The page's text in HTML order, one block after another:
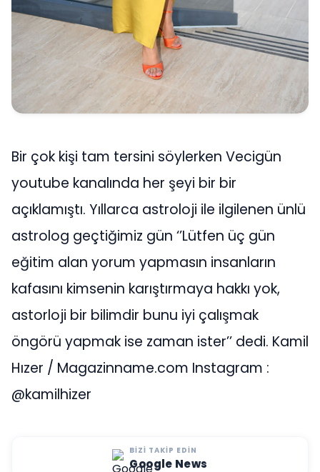
Bir çok kişi tam tersini söylerken Vecigün
youtube kanalında her şeyi bir bir
açıklamıştı. Yıllarca astroloji ile ilgilenen ünlü
astrolog geçtiğimiz gün ‘’Lütfen üç gün
eğitim alan yorum yapmasın insanların
kafasını kimsenin karıştırmaya hakkı yok,
astorloji bir bilimdir bunu iyi çalışmak
öngörü yapmak ise zaman ister’’ dedi. Kamil
Hızer / Magazinname.com Instagram :
@kamilhizer
BIZI TAKIP EDIN
Google News